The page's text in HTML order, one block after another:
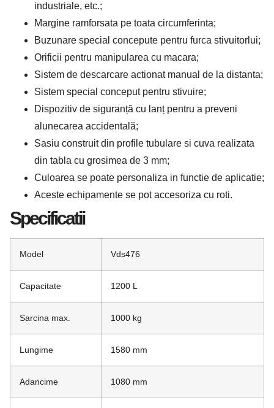
industriale, etc.;
Margine ramforsata pe toata circumferinta;
Buzunare special concepute pentru furca stivuitorlui;
Orificii pentru manipularea cu macara;
Sistem de descarcare actionat manual de la distanta;
Sistem special conceput pentru stivuire;
Dispozitiv de siguranță cu lanț pentru a preveni
alunecarea accidentală;
Sasiu construit din profile tubulare si cuva realizata
din tabla cu grosimea de 3 mm;
Culoarea se poate personaliza in functie de aplicatie;
Aceste echipamente se pot accesoriza cu roti.
Specificatii
Model Vds476
Capacitate 1200 L
Sarcina max. 1000 kg
Lungime 1580 mm
Adancime 1080 mm